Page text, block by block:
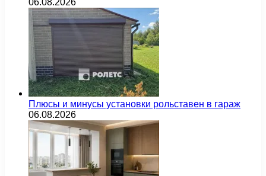
Плюсы и минусы установки рольставен в гараж
06.08.2026